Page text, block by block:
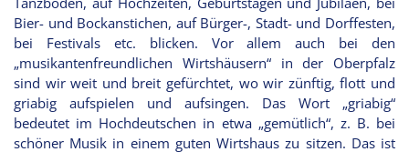
Bier- und Bockanstichen, auf Bürger-, Stadt- und Dorffesten,
bei Festivals etc. blicken. Vor allem auch bei den
„musikantenfreundlichen Wirtshäusern“ in der Oberpfalz
sind wir weit und breit gefürchtet, wo wir zünftig, flott und
griabig aufspielen und aufsingen. Das Wort „griabig“
bedeutet im Hochdeutschen in etwa „gemütlich“, z. B. bei
schöner Musik in einem guten Wirtshaus zu sitzen. Das ist